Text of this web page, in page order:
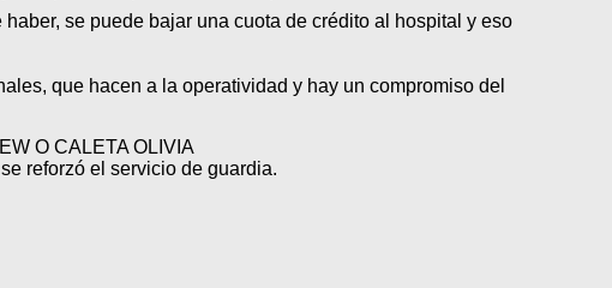
se puede bajar una cuota de crédito al hospital y eso
que hacen a la operatividad y hay un compromiso del
O CALETA OLIVIA
reforzó el servicio de guardia.